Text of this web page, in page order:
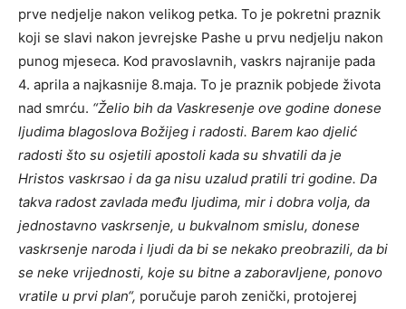
prve nedjelje nakon velikog petka. To je pokretni praznik
koji se slavi nakon jevrejske Pashe u prvu nedjelju nakon
punog mjeseca. Kod pravoslavnih, vaskrs najranije pada
4. aprila a najkasnije 8.maja. To je praznik pobjede života
nad smrću. “Želio bih da Vaskresenje ove godine donese
ljudima blagoslova Božijeg i radosti. Barem kao djelić
radosti što su osjetili apostoli kada su shvatili da je
Hristos vaskrsao i da ga nisu uzalud pratili tri godine. Da
takva radost zavlada među ljudima, mir i dobra volja, da
jednostavno vaskrsenje, u bukvalnom smislu, donese
vaskrsenje naroda i ljudi da bi se nekako preobrazili, da bi
se neke vrijednosti, koje su bitne a zaboravljene, ponovo
vratile u prvi plan“, poručuje paroh zenički, protojerej